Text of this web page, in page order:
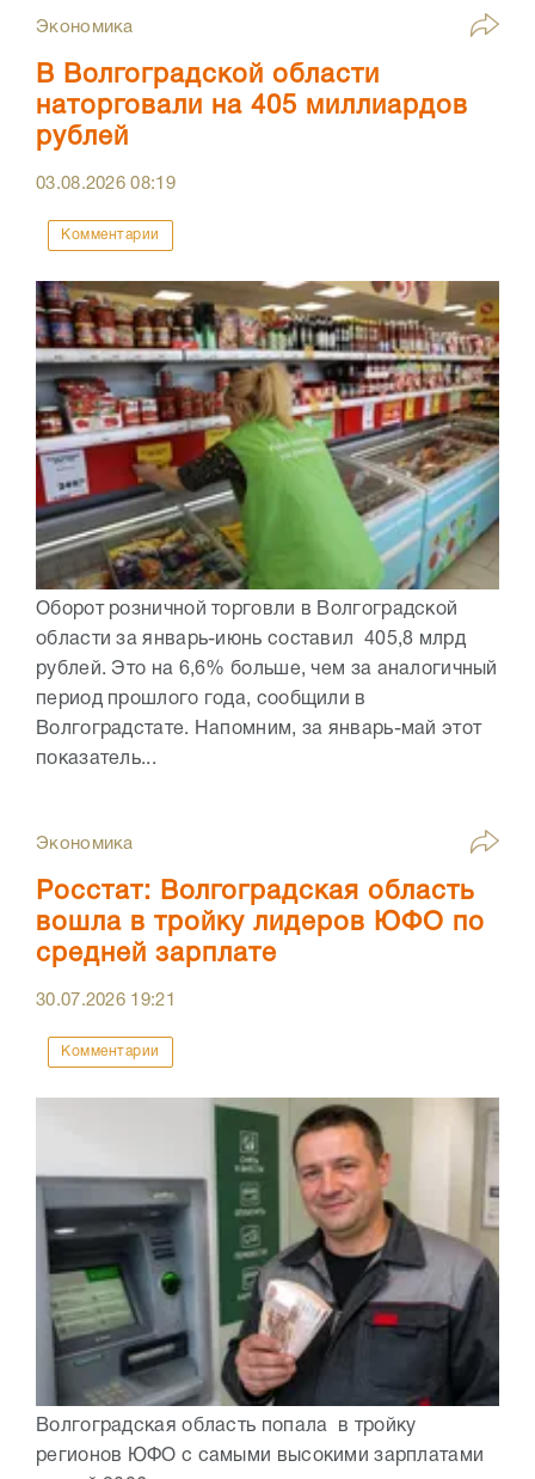
Экономика
В Волгоградской области
наторговали на 405 миллиардов
рублей
03.08.202608:19
Комментарии
Оборот розничной торговли в Волгоградской
области за январь-июнь составил 405,8 млрд
рублей. Это на 6,6% больше, чем за аналогичный
период прошлого года, сообщили в
Волгоградстате. Напомним, за январь-май этот
показатель...
Экономика
Росстат: Волгоградская область
вошла в тройку лидеров ЮФО по
средней зарплате
30.07.2026 19:21
Комментарии
Волгоградская область попала в тройку
регионов ЮФО с самыми высокими зарплатами